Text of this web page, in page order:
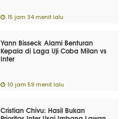
15 jam 34 menit lalu
Yann Bisseck Alami Benturan
Kepala di Laga Uji Coba Milan vs
Inter
10 jam 59 menit lalu
Cristian Chivu: Hasil Bukan